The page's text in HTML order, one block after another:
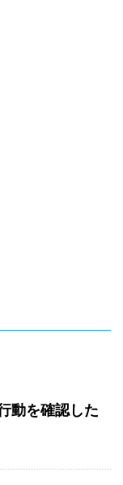
動を確認した